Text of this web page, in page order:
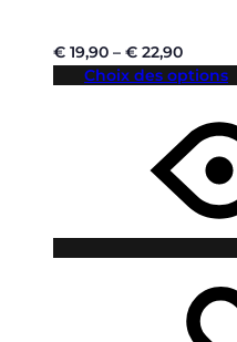
€ 19,90 – € 22,90
Choix des options